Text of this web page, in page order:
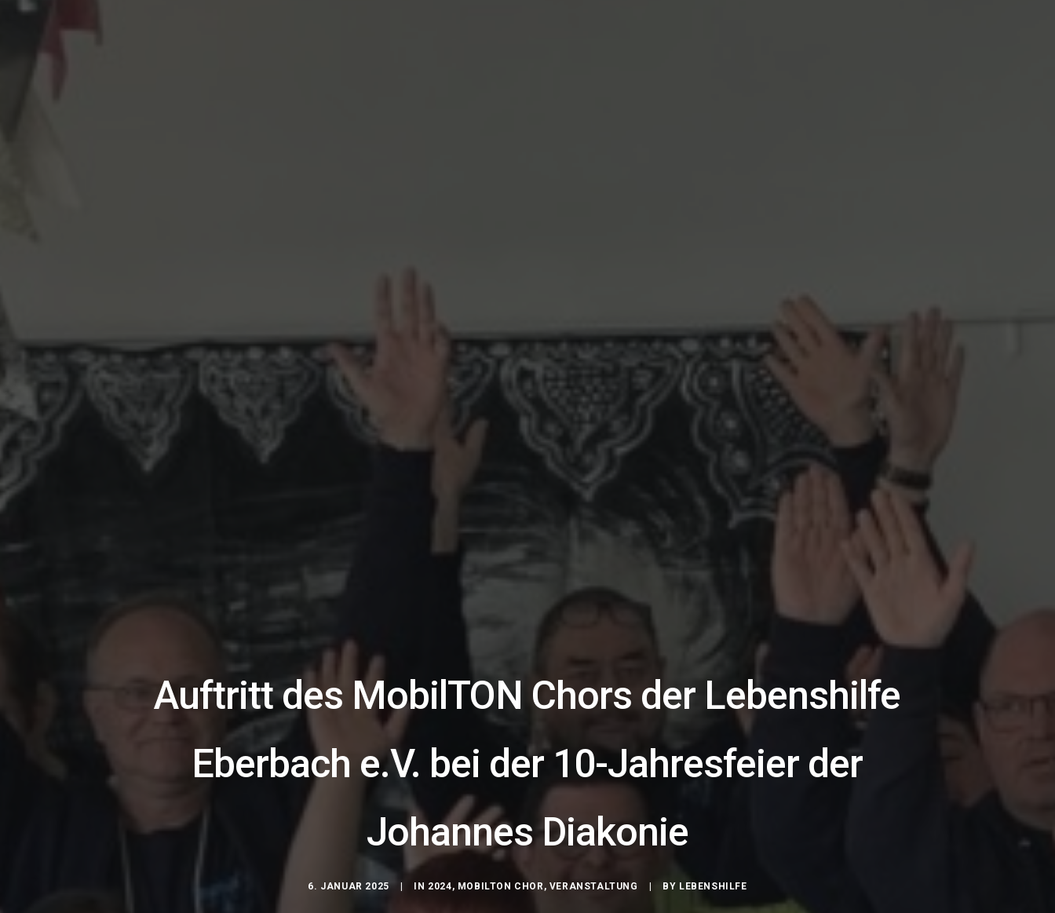
Auftritt des MobilTON Chors der Lebenshilfe
Eberbach e.V. bei der 10-Jahresfeier der
Johannes Diakonie
6. JANUAR 2025 IN 2024, MOBILTON CHOR, VERANSTALTUNG BY LEBENSHILFE